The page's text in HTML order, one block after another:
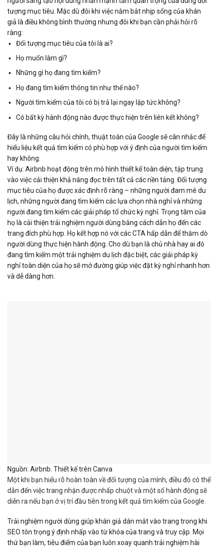
tượng mục tiêu. Mặc dù đôi khi việc nắm bắt nhịp sống của khán
giả là điều không bình thường nhưng đôi khi bạn cần phải hỏi rõ
ràng:
Đối tượng mục tiêu của tôi là ai?
Họ muốn làm gì?
Những gì họ đang tìm kiếm?
Họ đang tìm kiếm thông tin như thế nào?
Người tìm kiếm của tôi có bị trả lại ngay lập tức không?
Có bất kỳ hành động nào được thực hiện trên liên kết không?
Đây là những câu hỏi chính, thuật toán của Google sẽ cân nhắc để
hiểu liệu kết quả tìm kiếm có phù hợp với ý định của người tìm kiếm
hay không.
Ví dụ: Airbnb hoạt động trên mô hình thiết kế toàn diện, tập trung
vào việc cải thiện khả năng đọc trên tất cả các nền tảng. Đối tượng
mục tiêu của họ được xác định rõ ràng – những người đam mê du
lịch, những người đang tìm kiếm các lựa chọn nhà nghỉ và những
người đang tìm kiếm các giải pháp tổ chức kỳ nghỉ. Trọng tâm của
họ là cải thiện trải nghiệm người dùng bằng cách dẫn họ đến các
trang đích phù hợp. Họ kết hợp nó với các CTA hấp dẫn để thăm dò
người dùng thực hiện hành động. Cho dù bạn là chủ nhà hay ai đó
đang tìm kiếm một trải nghiệm du lịch đặc biệt, các giải pháp kỳ
nghỉ toàn diện của họ sẽ mở đường giúp việc đặt kỳ nghỉ nhanh hơn
và dễ dàng hơn.
Nguồn: Airbnb. Thiết kế trên Canva
Một khi bạn hiểu rõ hoàn toàn về đối tượng của mình, điều đó có thể
dẫn đến việc trang nhận được nhấp chuột và một số hành động sẽ
diễn ra nếu bạn ở vị trí đầu tiên trong kết quả tìm kiếm của Google.
Trải nghiệm người dùng giúp khán giả dán mắt vào trang trong khi
SEO tôn trọng ý định nhấp vào từ khóa của trang và truy cập. Mọi
thứ bạn làm, tiêu điểm của bạn luôn xoay quanh trải nghiệm hài